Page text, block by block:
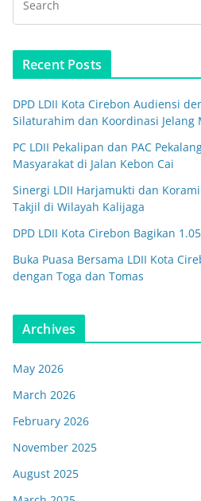
Recent Posts
DPD LDII Kota Cirebon Audiensi
Silaturahim dan Koordinasi Jelang
PC LDII Pekalipan dan PAC
Masyarakat di Jalan Kebon Cai
Sinergi LDII Harjamukti dan
Takjil di Wilayah Kalijaga
DPD LDII Kota Cirebon Bagikan
Buka Puasa Bersama LDII Kota
dengan Toga dan Tomas
Archives
May 2026
March 2026
February 2026
November 2025
August 2025